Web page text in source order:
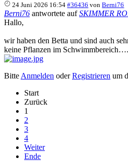
24 Juni 2026 16:54 #36436 vonBerni76
Berni76 antwortete aufSKIMMER
Hallo,
wir haben den Betta und sind auch
keine Pflanzen im Schwimmbereich….
Bitte Anmelden oderRegistrieren um
Start
Zurück
1
2
3
4
Weiter
Ende